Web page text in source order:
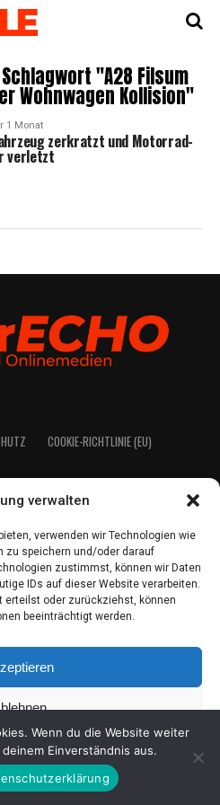
verwalten
verwenden wir Technologien wie
zu speichern und/oder darauf
zustimmst, können wir Daten
IDs auf dieser Website verarbeiten.
erteilst oder zurückziehst, können
beeinträchtigt werden.
ansehen
Daten­schutz Impres­sum
"A28 Filsum
Wohnwagen Kollision"
1 Monat
zer­kratzt und Motor­rad­
verletzt
COO­KIE-RICH­T­­LI­­NIE (EU)
Verlag
Wenn du die Website weiter
Einverständnis aus.